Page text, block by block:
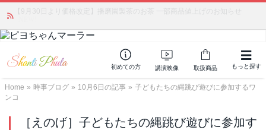
【9月30日より価格改定】播磨園製茶のお茶 一部商品値上げのお知らせ
かつて愛されていた人気商品が復活！夏場に活躍するジェルクリーム「アク
初めての方 講演映像 取扱商品 もっと探す
Home » 時事ブログ » 10月6日の記事 » 子どもたちの縄跳び遊びに参加するワ
ンコ
［えのげ］子どもたちの縄跳び遊びに参加す